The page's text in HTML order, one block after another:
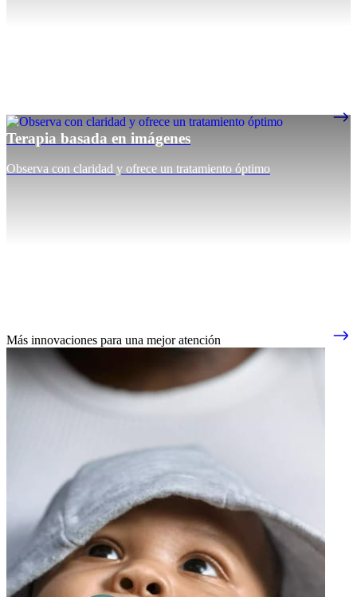
Terapia basada en imágenes
Observa con claridad y ofrece un tratamiento óptimo
Más innovaciones para una mejor atención